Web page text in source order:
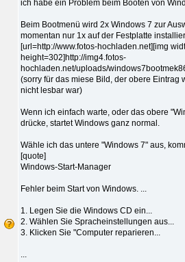
ich habe ein Problem beim Booten von
Beim Bootmenü wird 2x Windows 7 zur
momentan nur 1x auf der Festplatte
[url=http://www.fotos-hochladen.net][img
height=302]http://img4.fotos-
hochladen.net/uploads/
(sorry für das miese Bild, der obere Eintrag
nicht lesbar war)
Wenn ich einfach warte, oder das obere
drücke, startet Windows ganz normal.
Wähle ich das untere "Windows 7" aus,
[quote]
Windows-Start-Manager
Fehler beim Start von Windows. ...
1. Legen Sie die Windows CD ein...
2. Wählen Sie Spracheinstellungen aus...
3. Klicken Sie "Computer reparieren...